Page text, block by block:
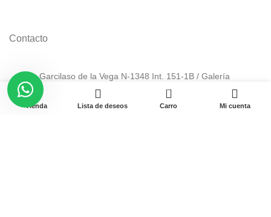
Contacto
Av. Garcilaso de la Vega N-1348 Int. 151-1B / Galería
CyberPlaza.
Teléfono: 912 265 501
Tienda Lista de deseos
0
Carro Mi cuenta